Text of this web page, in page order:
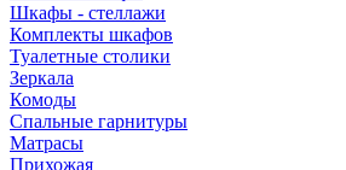
Шкафы - стеллажи
Комплекты шкафов
Туалетные столики
Зеркала
Комоды
Спальные гарнитуры
Матрасы
Прихожая